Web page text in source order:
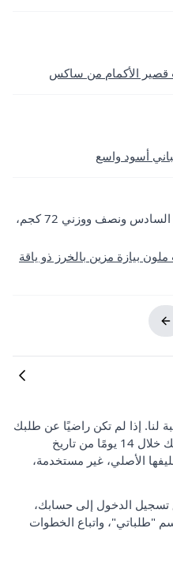
الأكمام من ساكس
أسود واسع
أحببتها، أنا حامل في الشهر السادس ونصف ووزني 72 كجم،
بيازة مزين بالخرز ذو ياقة
لنا. إذا لم تكن راضيًا عن طلبك
لأي سبب كان، يمكنك إرجاع منتجاتك خلال 14 يومًا من تاريخ
الأصلي، غير مستخدمة،
تسجيل الدخول إلى حسابك،
"طلباتي"، واتباع الخطوات